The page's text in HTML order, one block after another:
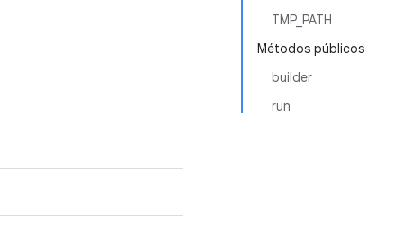
TMP_PATH
Métodos públicos
builder
run